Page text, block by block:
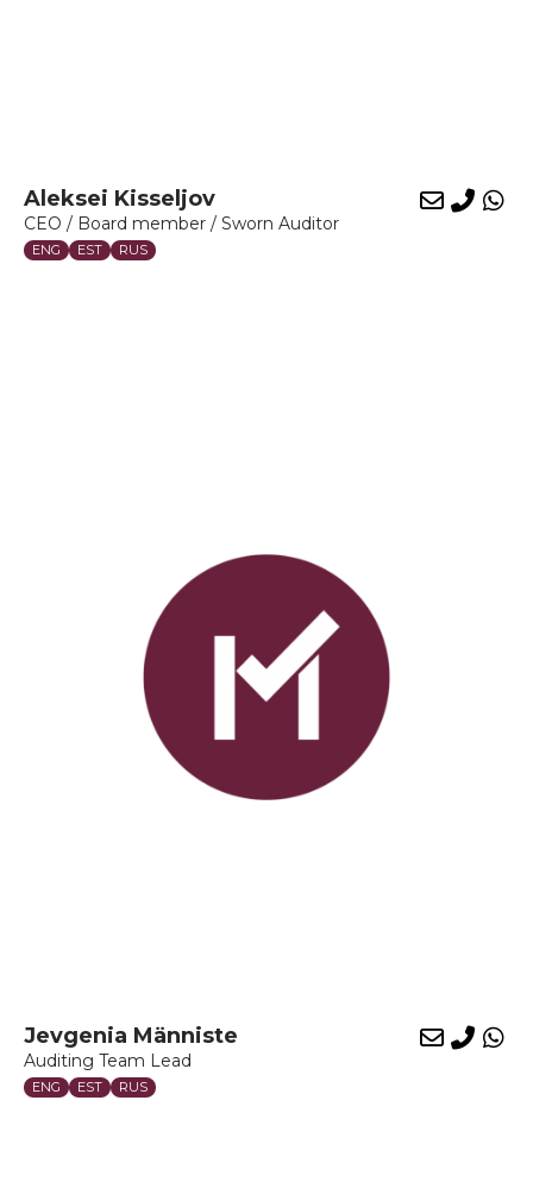
Aleksei Kisseljov
CEO / Board member / Sworn Auditor
ENG EST RUS
E-
Jevgenia Männiste
Auditing Team Lead
ENG EST RUS
E-